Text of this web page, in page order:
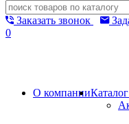
Заказать звонок
0
О компании